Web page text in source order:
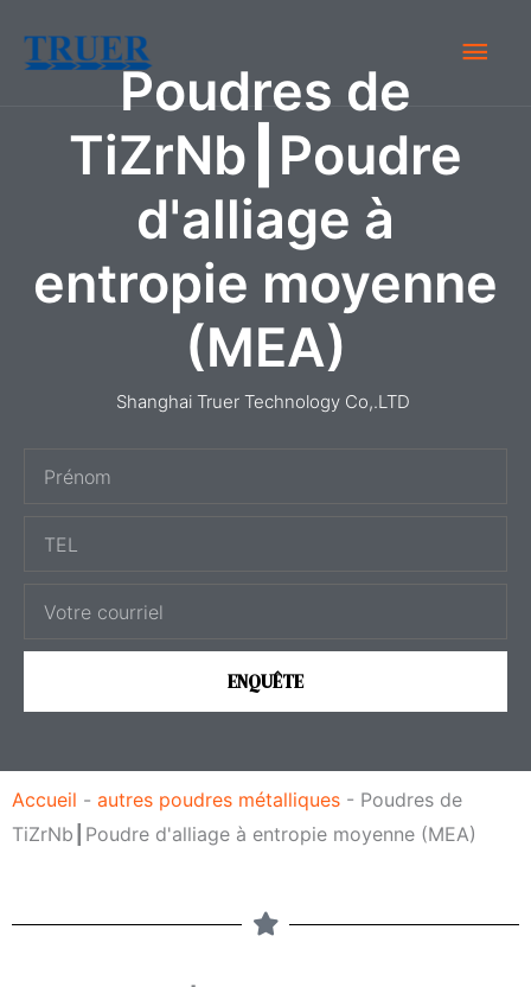
Poudres de
TiZrNb┃Poudre
d'alliage à
entropie moyenne
(MEA)
Shanghai Truer Technology Co,.LTD
i
e
l
ENQUÊTE
Accueil - autres poudres métalliques - Poudres de
TiZrNb┃Poudre d'alliage à entropie moyenne (MEA)